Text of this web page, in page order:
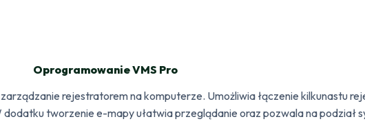
Oprogramowanie VMS Pro
rejestratorem na komputerze. Umożliwia łączenie kilkunastu
tworzenie e-mapy ułatwia przeglądanie oraz pozwala na podział